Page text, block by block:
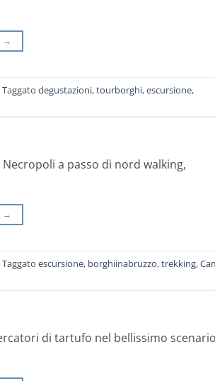
→
Taggato degustazioni,tourborghi,escursione,
a passo di nord walking,
→
Taggato escursione, borghiinabruzzo,trekking,
di tartufo nel bellissimo scenario